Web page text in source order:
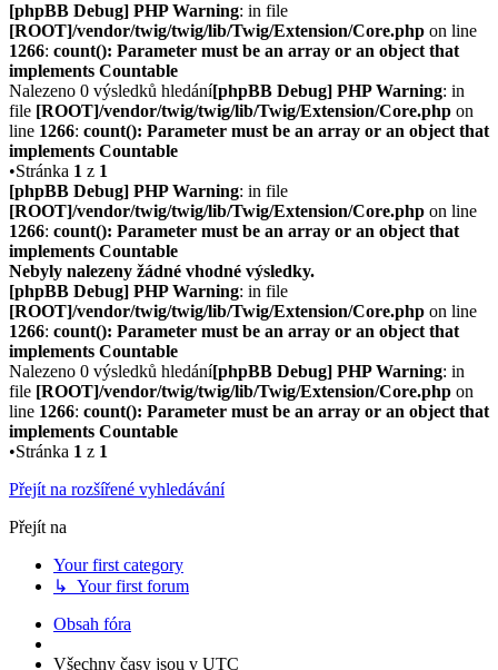
[phpBB Debug] PHP Warning: in file
[ROOT]/vendor/twig/twig/lib/Twig/Extension/Core.php on line
1266: count(): Parameter must be an array or an object that
implements Countable
Nalezeno 0 výsledků hledání[phpBB Debug] PHP Warning: in
file [ROOT]/vendor/twig/twig/lib/Twig/Extension/Core.php on
line 1266: count(): Parameter must be an array or an object that
implements Countable
•Stránka 1 z 1
[phpBB Debug] PHP Warning: in file
[ROOT]/vendor/twig/twig/lib/Twig/Extension/Core.php on line
1266: count(): Parameter must be an array or an object that
implements Countable
Nebyly nalezeny žádné vhodné výsledky.
[phpBB Debug] PHP Warning: in file
[ROOT]/vendor/twig/twig/lib/Twig/Extension/Core.php on line
1266: count(): Parameter must be an array or an object that
implements Countable
Nalezeno 0 výsledků hledání[phpBB Debug] PHP Warning: in
file [ROOT]/vendor/twig/twig/lib/Twig/Extension/Core.php on
line 1266: count(): Parameter must be an array or an object that
implements Countable
•Stránka 1 z 1
Přejít na rozšířené vyhledávání
Přejít na
Your first category
↳ Your first forum
Obsah fóra
Všechny časy jsou v UTC